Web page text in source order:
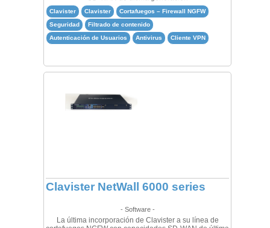
Clavister Clavister
Cortafuegos – Firewall NGFW
Seguridad
Filtrado de contenido
Autenticación de Usuarios
Antivirus Cliente VPN
Clavister NetWall 6000 series
- Software -
La última incorporación de Clavister a su línea de